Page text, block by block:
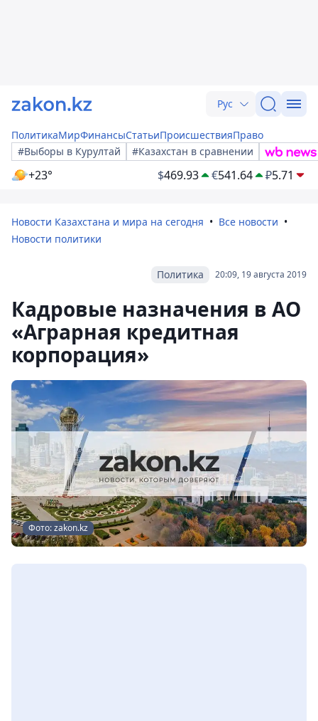
Рус
ПолитикаМирФинансыСтатьиПроисшествияПраво
#Выборы в Курултай
#Казахстан в сравнении
+23° $469.93 €541.64 ₽5.71
Новости Казахстана и мира на сегодня
Все новости
Новости политики
20:09, 19 августа 2019
Политика
Кадровые назначения в АО
«Аграрная кредитная
корпорация»
Фото: zakon.kz